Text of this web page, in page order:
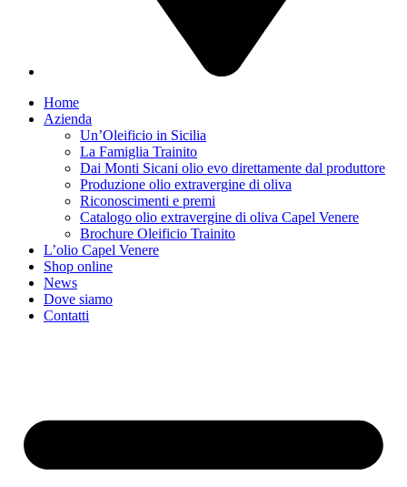
Home
Azienda
Un’Oleificio in Sicilia
La Famiglia Trainito
Dai Monti Sicani olio evo direttamente dal produttore
Produzione olio extravergine di oliva
Riconoscimenti e premi
Catalogo olio extravergine di oliva Capel Venere
Brochure Oleificio Trainito
L’olio Capel Venere
Shop online
News
Dove siamo
Contatti